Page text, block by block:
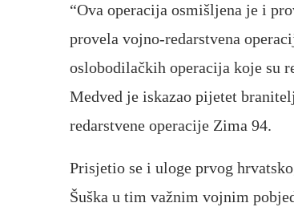
“Ova operacija osmišljena je i
provela vojno-redarstvena
oslobodilačkih operacija koje su
Medved je iskazao pijetet
redarstvene operacije Zima 94.
Prisjetio se i uloge prvog
Šuška u tim važnim vojnim